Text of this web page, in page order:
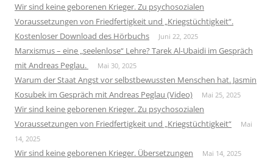
Wir sind keine geborenen Krieger. Zu psychosozialen
Voraussetzungen von Friedfertigkeit und „Kriegstüchtigkeit“.
Kostenloser Download des Hörbuchs
Juni 22, 2025
Marxismus – eine „seelenlose“ Lehre? Tarek Al-Ubaidi im Gespräch
mit Andreas Peglau.
Mai 30, 2025
Warum der Staat Angst vor selbstbewussten Menschen hat. Jasmin
Kosubek im Gespräch mit Andreas Peglau (Video)
Mai 25, 2025
Wir sind keine geborenen Krieger. Zu psychosozialen
Voraussetzungen von Friedfertigkeit und „Kriegstüchtigkeit“
Mai
14, 2025
Wir sind keine geborenen Krieger. Übersetzungen Mai 14, 2025